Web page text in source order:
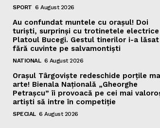
SPORT 6 August 2026
Au confundat muntele cu orașul! Doi
turiști, surprinși cu trotinetele electrice
Platoul Bucegi. Gestul tinerilor i-a lăsat
fără cuvinte pe salvamontiști
NATIONAL 6 August 2026
Orașul Târgoviște redeschide porțile
arte! Bienala Națională „Gheorghe
Petrașcu” îi provoacă pe cei mai
artiști să intre în competiție
SPECIAL 6 August 2026